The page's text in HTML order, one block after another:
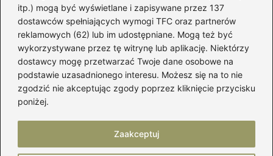
itp.) mogą być wyświetlane i zapisywane przez 137
dostawców spełniających wymogi TFC oraz partnerów
reklamowych (62) lub im udostępniane. Mogą też być
wykorzystywane przez tę witrynę lub aplikację. Niektórzy
dostawcy mogę przetwarzać Twoje dane osobowe na
podstawie uzasadnionego interesu. Możesz się na to nie
zgodzić nie akceptując zgody poprzez kliknięcie przycisku
poniżej.
Zaakceptuj
Buty(221)
Dodatki(59)
Dziecko(100)
Kobieta(39)
Moda(109)
Styl(2)